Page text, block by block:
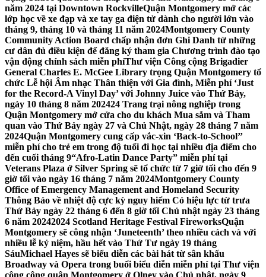
năm 2024 tại Downtown RockvilleQuận Montgomery mở các
lớp học về xe đạp và xe tay ga điện tử dành cho người lớn vào
tháng 9, tháng 10 và tháng 11 năm 2024Montgomery County
Community Action Board chấp nhận đơn Ghi Danh từ những
cư dân đủ điều kiện để đăng ký tham gia Chương trình đào tạo
vận động chính sách miễn phíThư viện Công cộng Brigadier
General Charles E. McGee Library trọng Quận Montgomery tổ
chức Lễ hội Âm nhạc Thân thiện với Gia đình, Miễn phí ‘Just
for the Record-A Vinyl Day’ với Johnny Juice vào Thứ Bảy,
ngày 10 tháng 8 năm 202424 Trang trại nông nghiệp trong
Quận Montgomery mở cửa cho du khách Mua sắm và Tham
quan vào Thứ Bảy ngày 27 và Chủ Nhật, ngày 28 tháng 7 năm
2024Quận Montgomery cung cấp vắc-xin ‘Back-to-School’’
miễn phí cho trẻ em trong độ tuổi đi học tại nhiều địa điểm cho
đến cuối tháng 9“Afro-Latin Dance Party” miễn phí tại
Veterans Plaza ở Silver Spring sẽ tổ chức từ 7 giờ tối cho đến 9
giờ tối vào ngày 16 tháng 7 năm 2024Montgomery County
Office of Emergency Management and Homeland Security
Thông Báo về nhiệt độ cực kỳ nguy hiểm Có hiệu lực từ trưa
Thứ Bảy ngày 22 tháng 6 đến 8 giờ tối Chủ nhật ngày 23 tháng
6 năm 20242024 Scotland Heritage Festival FireworksQuận
Montgomery sẽ công nhận ‘Juneteenth’ theo nhiều cách và với
nhiều lễ kỷ niệm, hầu hết vào Thứ Tư ngày 19 tháng
SáuMichael Hayes sẽ biểu diễn các bài hát từ sân khấu
Broadway và Opera trong buổi biểu diễn miễn phí tại Thư viện